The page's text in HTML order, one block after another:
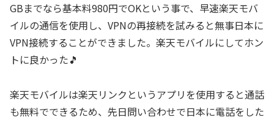
GBまでなら基本料980円でOKという事で、早速楽天モバ
イルの通信を使用し、VPNの再接続を試みると無事日本に
VPN接続することができました。楽天モバイルにしてホン
トに良かった🎵
楽天モバイルは楽天リンクというアプリを使用すると通話
も無料でできるため、先日問い合わせで日本に電話をした